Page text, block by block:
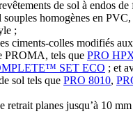
de sol à endos
souples homogènes en
;
ciments-colles modifiés
PROMA, tels que PRO
SET ECO ; et
sol tels que PRO 8010,
retrait planes jusqu’à 10